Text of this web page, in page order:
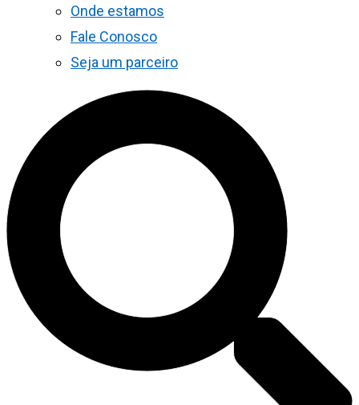
Onde estamos
Fale Conosco
Seja um parceiro